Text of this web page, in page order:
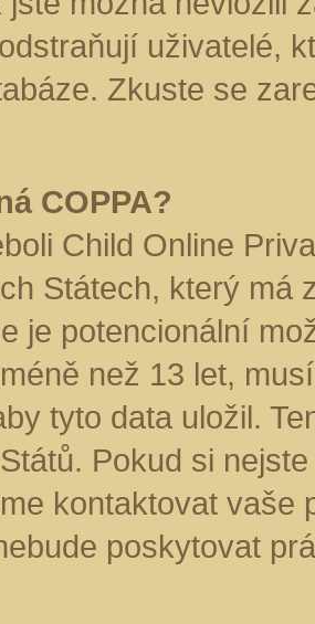
uživatelé,
Zkuste se
COPPA?
Child Online
Státech, který má
je potencionální
než 13 let,
tyto data uložil.
Pokud si
kontaktovat vaše
poskytovat